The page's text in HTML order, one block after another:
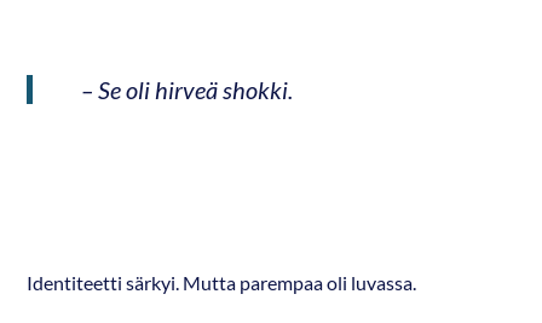
– Se oli hirveä shokki.
Identiteetti särkyi. Mutta parempaa oli luvassa.